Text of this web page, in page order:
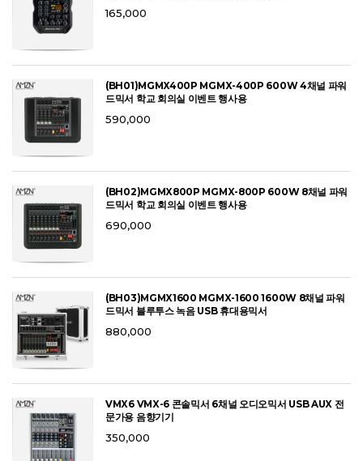
165,000
(BH01)MGMX400P MGMX-400P 600W 4채널 파워
드믹서 학교 회의실 이벤트 행사용
590,000
(BH02)MGMX800P MGMX-800P 600W 8채널 파워
드믹서 학교 회의실 이벤트 행사용
690,000
(BH03)MGMX1600 MGMX-1600 1600W 8채널 파워
드믹서 블루투스 녹음 USB 휴대용믹서
880,000
VMX6 VMX-6 콘솔믹서 6채널 오디오믹서 USB AUX 전
문가용 음향기기
350,000